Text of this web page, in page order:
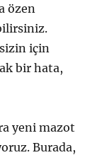
özen
için
bir hata,
yeni mazot
Burada,